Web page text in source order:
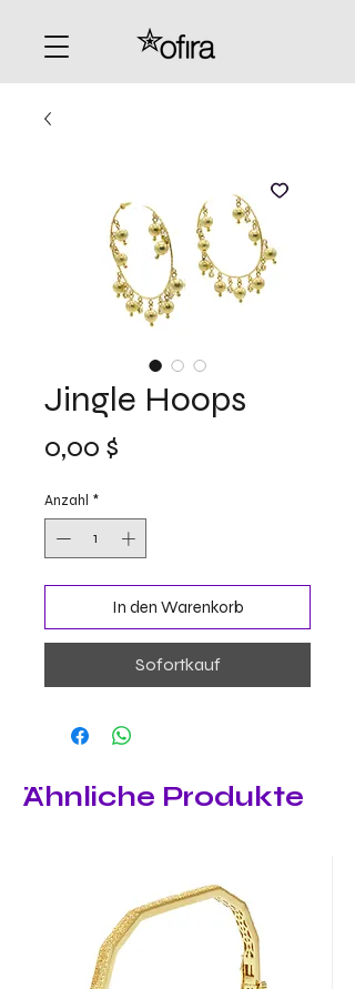
Jingle Hoops
0,00 $
Anzahl *
In den Warenkorb
Sofortkauf
Ähnliche Produkte